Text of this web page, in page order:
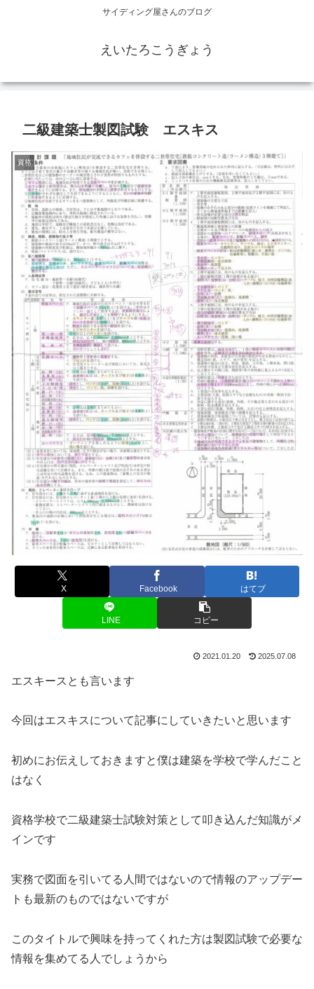
サイディング屋さんのブログ
えいたろこうぎょう
二級建築士製図試験 エスキス
資格
X Facebook はてブ
LINE コピー
2021.01.20 2025.07.08
エスキースとも言います
今回はエスキスについて記事にしていきたいと思います
初めにお伝えしておきますと僕は建築を学校で学んだこと
はなく
資格学校で二級建築士試験対策として叩き込んだ知識がメ
インです
実務で図面を引いてる人間ではないので情報のアップデー
トも最新のものではないですが
このタイトルで興味を持ってくれた方は製図試験で必要な
情報を集めてる人でしょうから